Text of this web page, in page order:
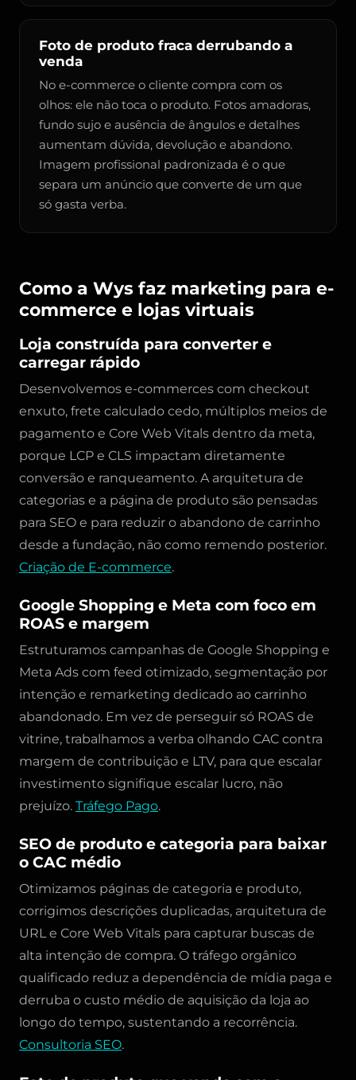
Foto de produto fraca derrubando a
venda
No e-commerce o cliente compra com os
olhos: ele não toca o produto. Fotos amadoras,
fundo sujo e ausência de ângulos e detalhes
aumentam dúvida, devolução e abandono.
Imagem profissional padronizada é o que
separa um anúncio que converte de um que
só gasta verba.
Como a Wys faz marketing para e-
commerce e lojas virtuais
Loja construída para converter e
carregar rápido
Desenvolvemos e-commerces com checkout
enxuto, frete calculado cedo, múltiplos meios de
pagamento e Core Web Vitals dentro da meta,
porque LCP e CLS impactam diretamente
conversão e ranqueamento. A arquitetura de
categorias e a página de produto são pensadas
para SEO e para reduzir o abandono de carrinho
desde a fundação, não como remendo posterior.
Criação de E-commerce.
Google Shopping e Meta com foco em
ROAS e margem
Estruturamos campanhas de Google Shopping e
Meta Ads com feed otimizado, segmentação por
intenção e remarketing dedicado ao carrinho
abandonado. Em vez de perseguir só ROAS de
vitrine, trabalhamos a verba olhando CAC contra
margem de contribuição e LTV, para que escalar
investimento signifique escalar lucro, não
prejuízo. Tráfego Pago.
SEO de produto e categoria para baixar
o CAC médio
Otimizamos páginas de categoria e produto,
corrigimos descrições duplicadas, arquitetura de
URL e Core Web Vitals para capturar buscas de
alta intenção de compra. O tráfego orgânico
qualificado reduz a dependência de mídia paga e
derruba o custo médio de aquisição da loja ao
longo do tempo, sustentando a recorrência.
Consultoria SEO.